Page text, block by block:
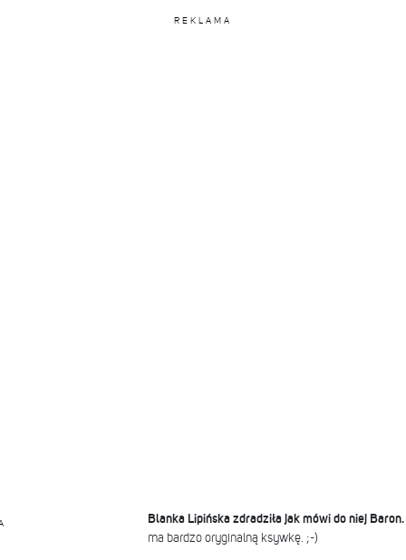
REKLAMA
Blanka Lipińska zdradziła jak mówi do niej Baron.
ma bardzo oryginalną ksywkę. ;-)